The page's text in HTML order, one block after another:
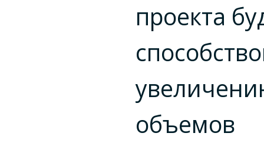
проекта
объемов